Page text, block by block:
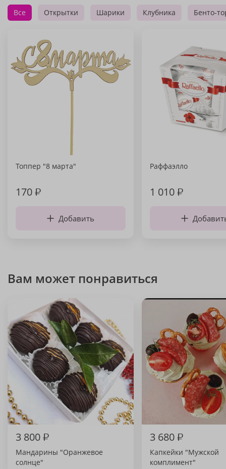
Все Открытки Шарики Клубника Бенто-
Топпер "8 марта"
170₽
Добавить
Раффаэлло
1 010₽
Вам может понравиться
3 800₽
Мандарины "Оранжевое
солнце"
3 680₽
Капкейки "Мужской
комплимент"